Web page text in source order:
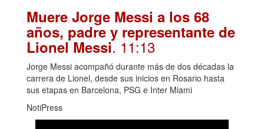
Muere Jorge Messi a los 68
años, padre y representante de
Lionel Messi. 11:13
Jorge Messi acompañó durante más de dos décadas la
carrera de Lionel, desde sus inicios en Rosario hasta
sus etapas en Barcelona, PSG e Inter Miami
NotiPress